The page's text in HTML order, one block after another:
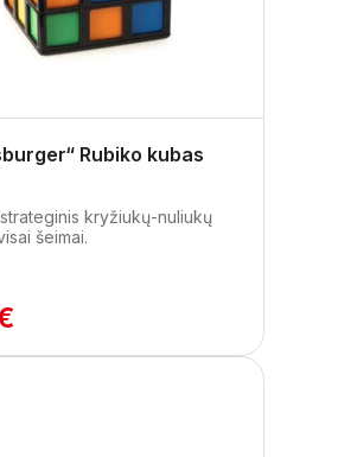
Rubiko kubas
kryžiukų-nuliukų
šeimai.